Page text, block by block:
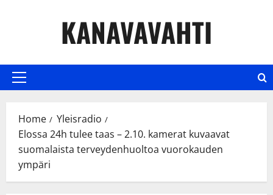
KANAVAVAHTI
Primary
Home
Yleisradio
Elossa 24h tulee taas – 2.10. kamerat kuvaavat
suomalaista terveydenhuoltoa vuorokauden
ympäri